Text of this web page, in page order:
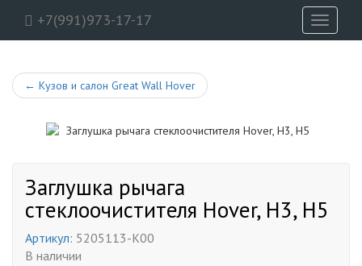
+7(991)973-17-17
Toggle
← Кузов и салон Great Wall Hover
Заглушка рычага
стеклоочистителя Hover, H3, H5
Артикул: 5205113-K00
В наличии